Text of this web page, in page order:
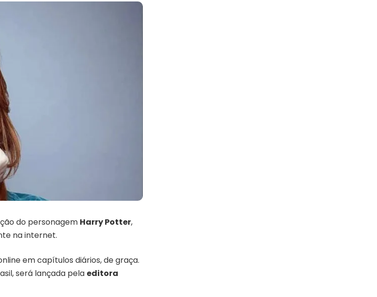
do personagem Harry Potter,
na internet.
em capítulos diários, de graça.
será lançada pela editora